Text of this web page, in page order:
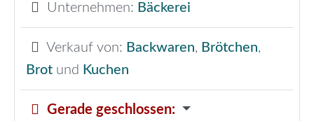
Unternehmen: Bäckerei
Verkauf von: Backwaren, Brötchen,
Brot und Kuchen
Gerade geschlossen: